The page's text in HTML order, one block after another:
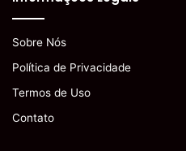
Sobre Nós
Política de Privacidade
Termos de Uso
Contato